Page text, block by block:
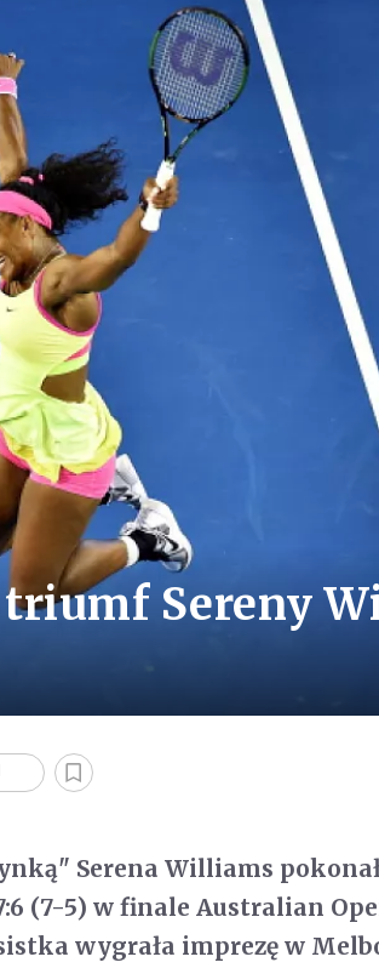
Sereny
Serena Williams
(7-5) w finale Australian
wygrała imprezę w